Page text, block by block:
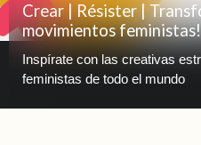
Crear | Résister |
movimientos feministas!
Inspírate con las creativas
feministas de todo el mundo